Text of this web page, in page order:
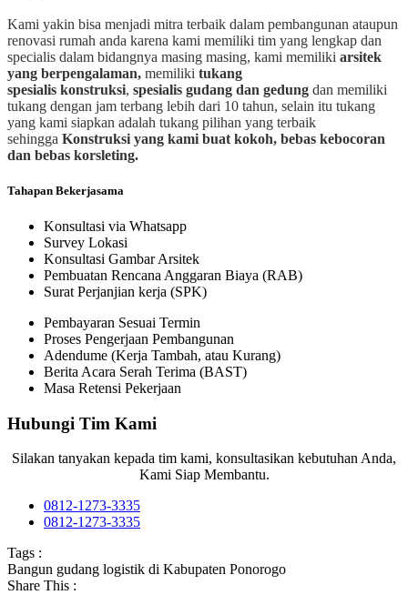
Kami yakin bisa menjadi mitra terbaik dalam pembangunan ataupun
renovasi rumah anda karena kami memiliki tim yang lengkap dan
specialis dalam bidangnya masing masing, kami memiliki arsitek
yang berpengalaman, memiliki tukang
spesialis konstruksi, spesialis gudang dan gedung dan memiliki
tukang dengan jam terbang lebih dari 10 tahun, selain itu tukang
yang kami siapkan adalah tukang pilihan yang terbaik
sehingga Konstruksi yang kami buat kokoh, bebas kebocoran
dan bebas korsleting.
Tahapan Bekerjasama
Konsultasi via Whatsapp
Survey Lokasi
Konsultasi Gambar Arsitek
Pembuatan Rencana Anggaran Biaya (RAB)
Surat Perjanjian kerja (SPK)
Pembayaran Sesuai Termin
Proses Pengerjaan Pembangunan
Adendume (Kerja Tambah, atau Kurang)
Berita Acara Serah Terima (BAST)
Masa Retensi Pekerjaan
Hubungi Tim Kami
Silakan tanyakan kepada tim kami, konsultasikan kebutuhan Anda,
Kami Siap Membantu.
0812-1273-3335
0812-1273-3335
Tags :
Bangun gudang logistik di Kabupaten Ponorogo
Share This :